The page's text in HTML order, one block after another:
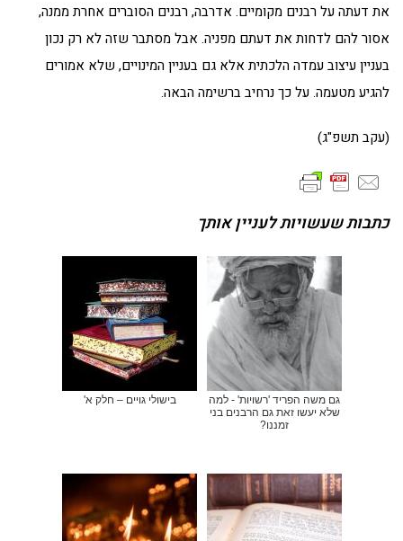
את דעתה על רבנים מקומיים. אדרבה, רבנים הסוברים אחרת ממנה,
אסור להם לדחות את דעתם מפניה. אבל מסתבר שזה לא רק נכון
בעניין עיצוב עמדה הלכתית אלא גם בעניין המינויים, שלא אמורים
להגיע מטעמה. על כך נרחיב ברשימה הבאה.
(עקב תשפ"ג)
כתבות שעשויות לעניין אותך
גם משה הפריד 'רשויות' - למה
שלא יעשו זאת גם הרבנים בני
זמננו?
בישולי גויים – חלק א'